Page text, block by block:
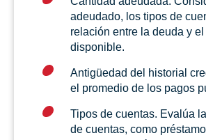
adeudado, los tipos de
relación entre la deuda y
disponible.
Antigüedad del historial
el promedio de los pagos
Tipos de cuentas. Evalúa
de cuentas, como